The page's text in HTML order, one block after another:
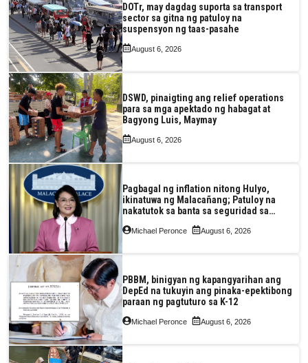
DOTr, may dagdag suporta sa transport
sector sa gitna ng patuloy na
suspensyon ng taas-pasahe
August 6, 2026
DSWD, pinaigting ang relief operations
para sa mga apektado ng habagat at
Bagyong Luis, Maymay
August 6, 2026
Pagbagal ng inflation nitong Hulyo,
ikinatuwa ng Malacañang; Patuloy na
nakatutok sa banta sa seguridad sa
Michael Peronce August 6, 2026
PBBM, binigyan ng kapangyarihan ang
DepEd na tukuyin ang pinaka-epektibong
paraan ng pagtuturo sa K-12
Michael Peronce August 6, 2026